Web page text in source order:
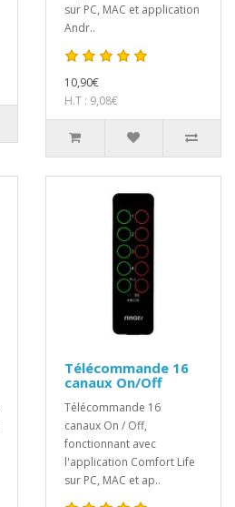
sur PC, MAC et application
Andr..
10,90€
H.T : 9,08€
Télécommande 16
canaux On/Off
Télécommande 16
canaux On / Off,
fonctionnant avec
l'application Comfort Life
sur PC, MAC et ap..